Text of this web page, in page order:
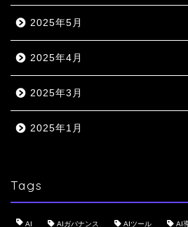
2025年5月
2025年4月
2025年3月
2025年1月
Tags
AI AIガバナンス AIツール AI